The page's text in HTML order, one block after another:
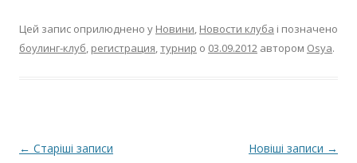
Цей запис оприлюднено у Новини, Новости клуба і позначено
боулинг-клуб, регистрация,турнир о 03.09.2012 автором Osya.
Навігація по запису
← Старіші записи Новіші записи →